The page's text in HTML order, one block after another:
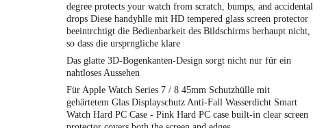
degree protects your watch from scratch, bumps, and accidental
drops Diese handyhlle mit HD tempered glass screen protector
beeintrchtigt die Bedienbarkeit des Bildschirms berhaupt nicht,
so dass die ursprngliche klare
Das glatte 3D-Bogenkanten-Design sorgt nicht nur für ein
nahtloses Aussehen
Für Apple Watch Series 7 / 8 45mm Schutzhülle mit
gehärtetem Glas Displayschutz Anti-Fall Wasserdicht Smart
Watch Hard PC Case - Pink Hard PC case built-in clear screen